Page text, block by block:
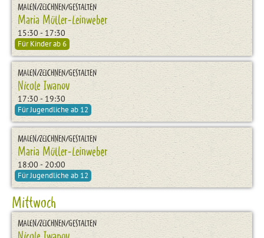
MALEN/ZEICHNEN/GESTALTEN
Maria Müller-Leinweber
15:30 - 17:30
Für Kinder ab 6
MALEN/ZEICHNEN/GESTALTEN
Nicole Iwanov
17:30 - 19:30
Für Jugendliche ab 12
MALEN/ZEICHNEN/GESTALTEN
Maria Müller-Leinweber
18:00 - 20:00
Für Jugendliche ab 12
Mittwoch
MALEN/ZEICHNEN/GESTALTEN